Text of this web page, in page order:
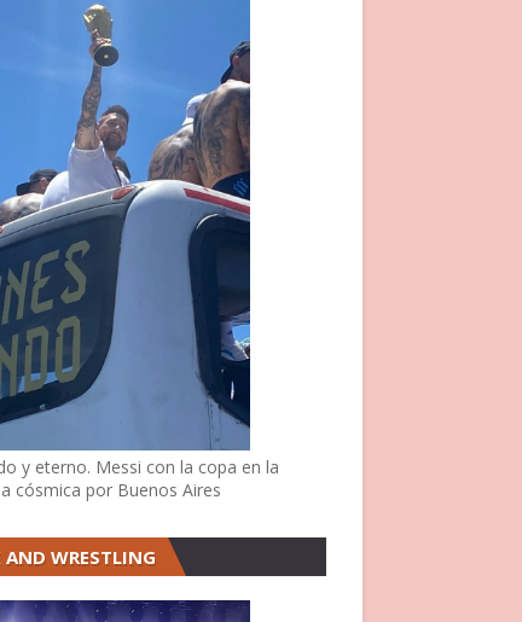
y eterno. Messi con la copa en la
cósmica por Buenos Aires
AND WRESTLING